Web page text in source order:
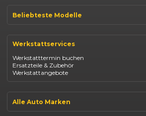
Beliebteste Modelle
Opel Corsa
Fiat 500
Dacia Duster
Dacia Sandero
Jeep Compass
Suzuki Vitara
Suzuki Swift
Werkstattservices
Werkstatttermin buchen
Ersatzteile & Zubehör
Werkstattangebote
Alle Auto Marken